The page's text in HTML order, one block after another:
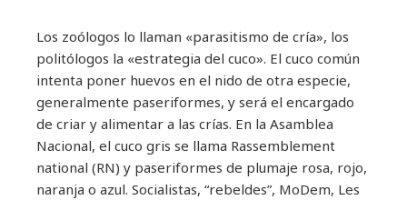
Los zoólogos lo llaman «parasitismo de cría», los
politólogos la «estrategia del cuco». El cuco común
intenta poner huevos en el nido de otra especie,
generalmente paseriformes, y será el encargado
de criar y alimentar a las crías. En la Asamblea
Nacional, el cuco gris se llama Rassemblement
national (RN) y paseriformes de plumaje rosa, rojo,
naranja o azul. Socialistas, “rebeldes”, MoDem, Les